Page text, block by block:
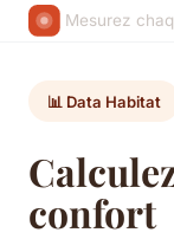
Mesurez
📊 Data Habitat
confort